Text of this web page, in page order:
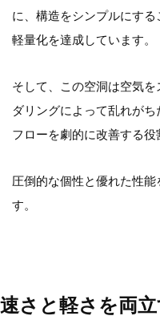
に、構造をシンプルにす
軽量化を達成しています。
そして、この空洞は空気
ダリングによって乱れが
フローを劇的に改善する役
圧倒的な個性と優れた性
す。
速さと軽さを両